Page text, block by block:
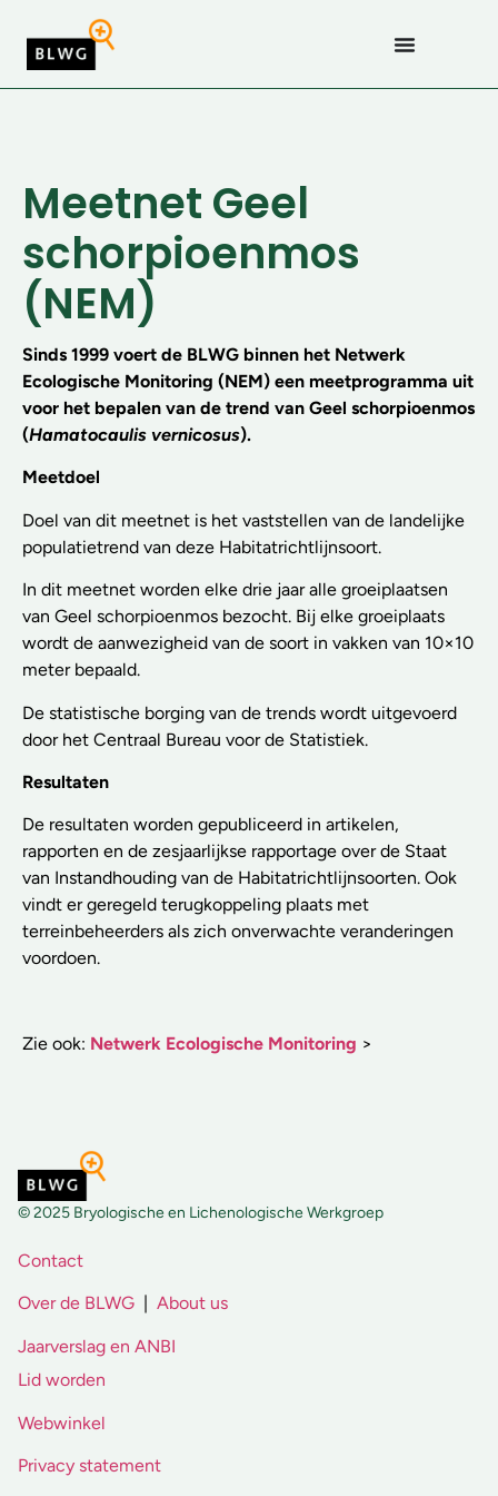
Meetnet Geel
schorpioenmos
(NEM)
Sinds 1999 voert de BLWG binnen het Netwerk
Ecologische Monitoring (NEM) een meetprogramma uit
voor het bepalen van de trend van Geel schorpioenmos
(Hamatocaulis vernicosus).
Meetdoel
Doel van dit meetnet is het vaststellen van de landelijke
populatietrend van deze Habitatrichtlijnsoort.
In dit meetnet worden elke drie jaar alle groeiplaatsen
van Geel schorpioenmos bezocht. Bij elke groeiplaats
wordt de aanwezigheid van de soort in vakken van 10×10
meter bepaald.
De statistische borging van de trends wordt uitgevoerd
door het Centraal Bureau voor de Statistiek.
Resultaten
De resultaten worden gepubliceerd in artikelen,
rapporten en de zesjaarlijkse rapportage over de Staat
van Instandhouding van de Habitatrichtlijnsoorten. Ook
vindt er geregeld terugkoppeling plaats met
terreinbeheerders als zich onverwachte veranderingen
voordoen.
Zie ook: Netwerk Ecologische Monitoring >
© 2025 Bryologische en Lichenologische Werkgroep
Contact
Over de BLWG About us
Jaarverslag en ANBI
Lid worden
Webwinkel
Privacy statement